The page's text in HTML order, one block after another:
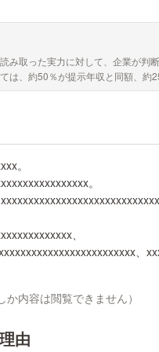
み取った実力に対して、企業が判
は、約50％が提示年収と同額、
。
。
、
、
か内容は閲覧できません）
由